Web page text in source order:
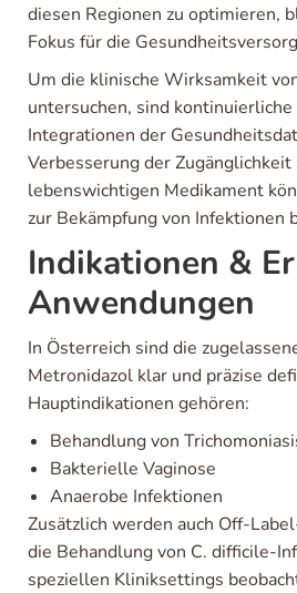
diesen Regionen zu optimieren,
Fokus für die
Um die klinische Wirksamkeit
untersuchen, sind
Integrationen der
Verbesserung der Zugänglichkeit
lebenswichtigen Medikament
zur Bekämpfung von Infektionen
Indikationen &
Anwendungen
In Österreich sind die
Metronidazol klar und präzise
Hauptindikationen gehören:
Behandlung von
Bakterielle Vaginose
Anaerobe Infektionen
Zusätzlich werden auch Off-
die Behandlung von C. difficile-
speziellen Kliniksettings